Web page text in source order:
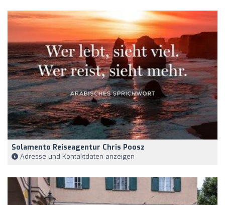
Solamento Reiseagentur Chris Poosz
Adresse und Kontaktdaten anzeigen